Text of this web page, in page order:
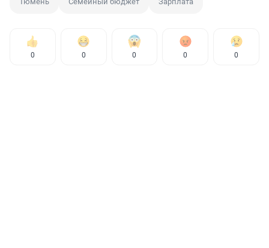
0 0 0 0 0